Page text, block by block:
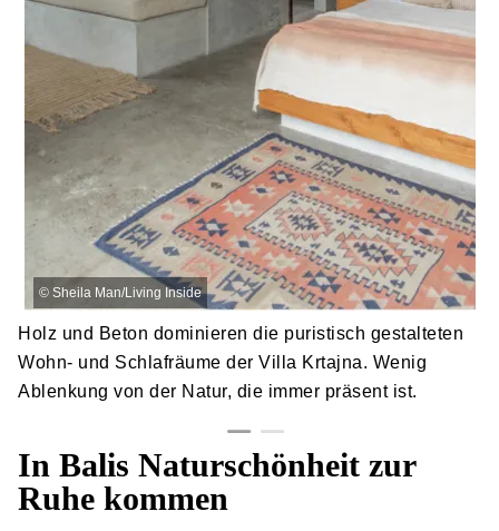
© Sheila Man/Living Inside
Holz und Beton dominieren die puristisch gestalteten
Wohn- und Schlafräume der Villa Krtajna. Wenig
Ablenkung von der Natur, die immer präsent ist.
In Balis Naturschönheit zur
Ruhe kommen